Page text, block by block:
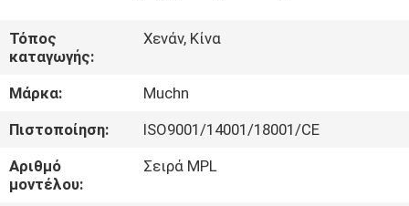
ΠΕΡΊΠΟΥ
ΕΜΕΊΣ
ΓΎΡΟΣ
ΕΡΓΟΣΤΑΣΊΩΝ
Τόπος
καταγωγής:
Χενάν, Κίνα
Μάρκα:
Muchn
Πιστοποίηση:
ISO9001/14001/18001/CE
Αριθμό
μοντέλου:
Σειρά MPL